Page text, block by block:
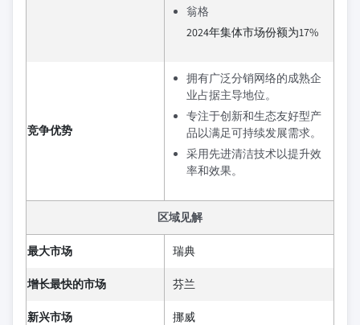
翁格
2024年集体市场份额为17%
竞争优势
拥有广泛分销网络的成熟企
业占据主导地位。
专注于创新和生态友好型产
品以满足可持续发展需求。
采用先进清洁技术以提升效
率和效果。
区域见解
最大市场 瑞典
增长最快的市场 芬兰
新兴市场 挪威